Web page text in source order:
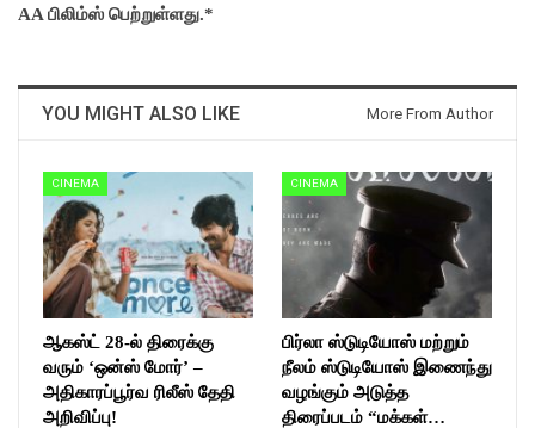
AA பிலிம்ஸ் பெற்றுள்ளது.*
YOU MIGHT ALSO LIKE More From Author
CINEMA
ஆகஸ்ட் 28-ல் திரைக்கு
வரும் ‘ஒன்ஸ் மோர்’ –
அதிகாரப்பூர்வ ரிலீஸ் தேதி
அறிவிப்பு!
CINEMA
பிர்லா ஸ்டுடியோஸ் மற்றும்
நீலம் ஸ்டுடியோஸ் இணைந்து
வழங்கும் அடுத்த
திரைப்படம் “மக்கள்…